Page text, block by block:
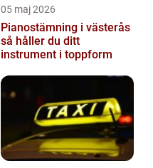
05 maj 2026
Pianostämning i västerås
så håller du ditt
instrument i toppform